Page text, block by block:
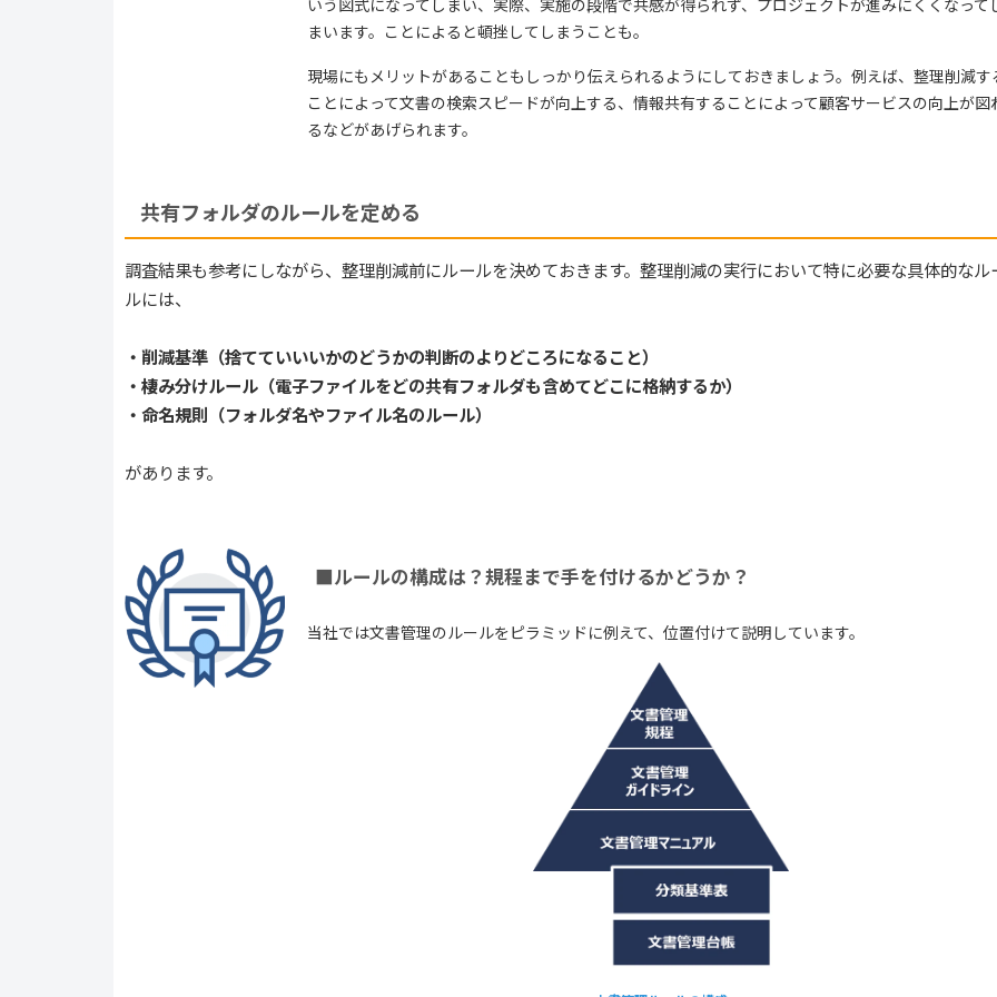
いう図式になってしまい、実際、実施の段階で共感が得られず、プロジェクトが進みにくくなって
まいます。ことによると頓挫してしまうことも。
現場にもメリットがあることもしっかり伝えられるようにしておきましょう。例えば、整理削減す
ことによって文書の検索スピードが向上する、情報共有することによって顧客サービスの向上が図
るなどがあげられます。
共有フォルダのルールを定める
調査結果も参考にしながら、整理削減前にルールを決めておきます。整理削減の実行において特に必要な具体的なル
ルには、
・削減基準（捨てていいいかのどうかの判断のよりどころになること）
・棲み分けルール（電子ファイルをどの共有フォルダも含めてどこに格納するか）
・命名規則（フォルダ名やファイル名のルール）
があります。
■ルールの構成は？規程まで手を付けるかどうか？
当社では文書管理のルールをピラミッドに例えて、位置付けて説明しています。